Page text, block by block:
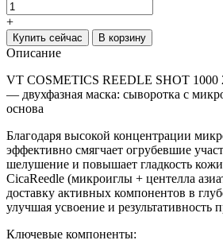
+
Купить сейчас В корзину
Описание
VT COSMETICS REEDLE SHOT 1000
— двухфазная маска: сыворотка с
основа
Благодаря высокой концентрации
эффективно смягчает огрубевшие
шелушение и повышает гладкость
CicaReedle (микроиглы + центелла
доставку активных компонентов в
улучшая усвоение и результативность
Ключевые компоненты: